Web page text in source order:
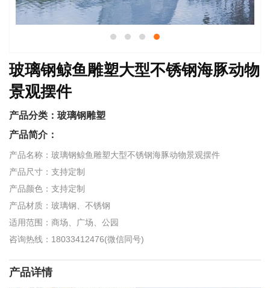
玻璃钢鲸鱼雕塑大型不锈钢海豚动物
景观摆件
产品分类： 玻璃钢雕塑
产品简介：
产品名称：玻璃钢鲸鱼雕塑大型不锈钢海豚动物景观摆件
产品尺寸：支持定制
产品颜色：支持定制
产品材质：玻璃钢、不锈钢
适用范围：商场、广场、公园
咨询热线：18033412476(微信同号)
产品详情